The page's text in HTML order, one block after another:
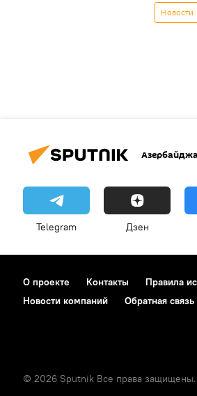
Новости
Telegram Дзен
О проекте Контакты Правила
Новости компаний
Обратная связь
© 2026 Sputnik Все права защищены.